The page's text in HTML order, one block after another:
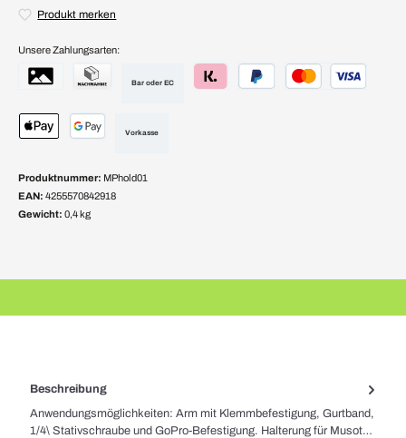
Produkt merken
Unsere Zahlungsarten:
Vorkasse
Bar oder EC
Produktnummer: MPhold01
EAN: 4255570842918
Gewicht: 0,4 kg
Beschreibung
Anwendungsmöglichkeiten: Arm mit Klemmbefestigung, Gurtband,
1/4\ Stativschraube und GoPro-Befestigung. Halterung für Musot…